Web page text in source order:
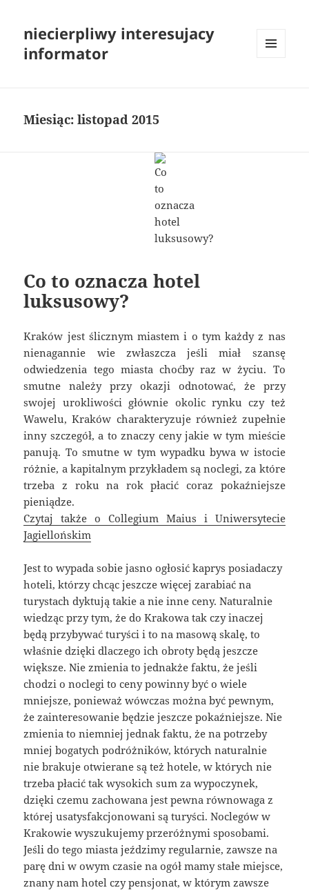
niecierpliwy interesujacy
informator
Miesiąc:listopad 2015
Co to oznacza hotel
luksusowy?
Kraków jest ślicznym miastem i o tym każdy z nas
nienagannie wie zwłaszcza jeśli miał szansę
odwiedzenia tego miasta choćby raz w życiu. To
smutne należy przy okazji odnotować, że przy
swojej urokliwości głównie okolic rynku czy też
Wawelu, Kraków charakteryzuje również zupełnie
inny szczegół, a to znaczy ceny jakie w tym mieście
panują. To smutne w tym wypadku bywa w istocie
różnie, a kapitalnym przykładem są noclegi, za które
trzeba z roku na rok płacić coraz pokaźniejsze
pieniądze.
Czytaj także o Collegium Maius i Uniwersytecie
Jagiellońskim
Jest to wypada sobie jasno ogłosić kaprys posiadaczy
hoteli, którzy chcąc jeszcze więcej zarabiać na
turystach dyktują takie a nie inne ceny. Naturalnie
wiedząc przy tym, że do Krakowa tak czy inaczej
będą przybywać turyści i to na masową skalę, to
właśnie dzięki dlaczego ich obroty będą jeszcze
większe. Nie zmienia to jednakże faktu, że jeśli
chodzi o noclegi to ceny powinny być o wiele
mniejsze, ponieważ wówczas można być pewnym,
że zainteresowanie będzie jeszcze pokaźniejsze. Nie
zmienia to niemniej jednak faktu, że na potrzeby
mniej bogatych podróżników, których naturalnie
nie brakuje otwierane są też hotele, w których nie
trzeba płacić tak wysokich sum za wypoczynek,
dzięki czemu zachowana jest pewna równowaga z
której usatysfakcjonowani są turyści. Noclegów w
Krakowie wyszukujemy przeróżnymi sposobami.
Jeśli do tego miasta jeździmy regularnie, zawsze na
parę dni w owym czasie na ogół mamy stałe miejsce,
znany nam hotel czy pensjonat, w którym zawsze